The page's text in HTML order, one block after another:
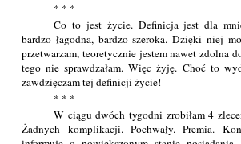
* * *
Co to jest życie. Definicja jest dla
bardzo łagodna, bardzo szeroka. Dzięki niej
przetwarzam, teoretycznie jestem nawet zdolna
tego nie sprawdzałam. Więc żyję. Choć to
zawdzięczam tej definicji życie!
* * *
W ciągu dwóch tygodni zrobiłam 4
Żadnych komplikacji. Pochwały. Premia.